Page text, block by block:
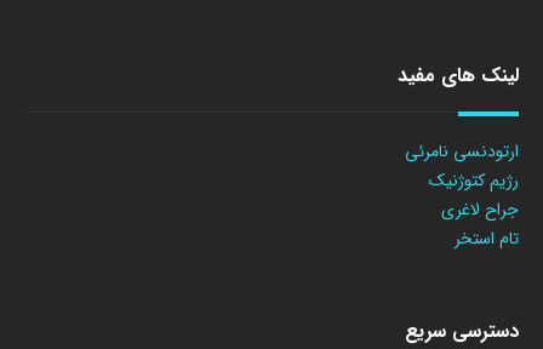
لینک های مفید
ارتودنسی نامرئی
رژیم کتوژنیک
جراح لاغری
تام استخر
دسترسی سریع